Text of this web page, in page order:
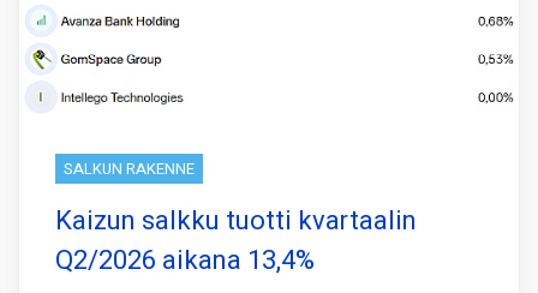
SALKUN RAKENNE
Kaizun salkku tuotti kvartaalin
Q2/2026 aikana 13,4%